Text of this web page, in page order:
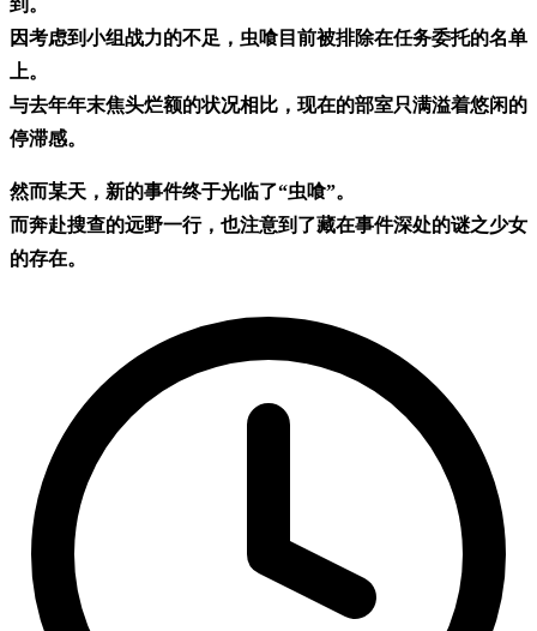
因考虑到小组战力的不足，虫喰目前被排除在任务委托的名单
上。
与去年年末焦头烂额的状况相比，现在的部室只满溢着悠闲的
停滞感。
然而某天，新的事件终于光临了“虫喰”。
而奔赴搜查的远野一行，也注意到了藏在事件深处的谜之少女
的存在。